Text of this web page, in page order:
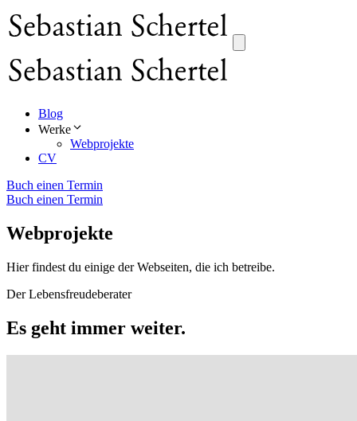
Zum
Inhalt
springen
Blog
Werke
Webprojekte
CV
Buch einen Termin
Buch einen Termin
Webprojekte
Hier findest du einige der Webseiten, die ich betreibe.
Der Lebensfreudeberater
Es geht immer weiter.